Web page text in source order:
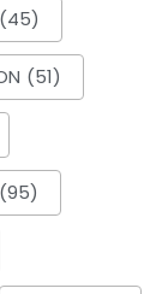
(45)
(51)
(95)